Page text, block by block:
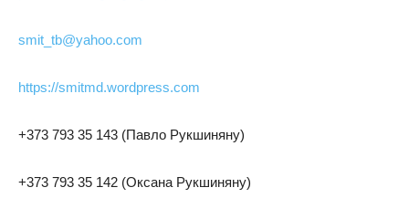
smit_tb@yahoo.com
https://smitmd.wordpress.com
+373 793 35 143 (Павло Рукшиняну)
+373 793 35 142 (Оксана Рукшиняну)